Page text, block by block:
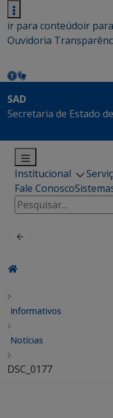
ir para conteúdoir
Ouvidoria
SAD
Secretaria de Estado
Institucional
Fale Conosco
Pesquisar
por:
Informativos
Notícias
DSC_0177